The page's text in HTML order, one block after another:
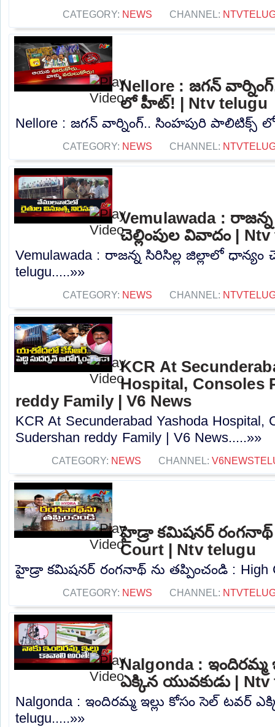
CATEGORY: NEWS CHANNEL:
Nellore : జగన్
లో హీట్! | Ntv telugu
Nellore : జగన్ వార్నింగ్.. సింహపురి పాలిటిక్స్
CATEGORY: NEWS CHANNEL:
Vemulawada :
చెల్లింపుల వివాదం |
Vemulawada : రాజన్న సిరిసిల్ల జిల్లాలో ధాన్యం
telugu.....»»
CATEGORY: NEWS CHANNEL:
KCR At
Hospital, Consoles
reddy Family | V6 News
KCR At Secunderabad Yashoda Hospital,
Sudershan reddy Family | V6 News.....»»
CATEGORY: NEWS CHANNEL:
హైడ్రా కమిషనర్ రంగనాథ్
Court | Ntv telugu
హైడ్రా కమిషనర్ రంగనాథ్ ను తప్పించండి : High
CATEGORY: NEWS CHANNEL:
Nalgonda : ఇందిరమ్మ
ఎక్కిన యువకుడు | Ntv
Nalgonda : ఇందిరమ్మ ఇల్లు కోసం సెల్ టవర్
telugu.....»»